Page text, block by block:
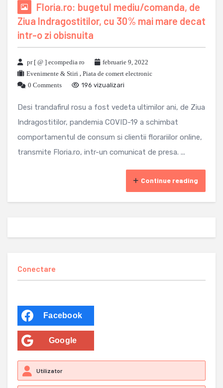
Floria.ro: bugetul mediu/comanda, de
Ziua Indragostitilor, cu 30% mai mare decat
intr-o zi obisnuita
pr [ @ ] ecompedia ro
februarie 9, 2022
Evenimente & Stiri , Piata de comert electronic
0 Comments
196 vizualizari
Desi trandafirul rosu a fost vedeta ultimilor ani, de Ziua
Indragostitilor, pandemia COVID-19 a schimbat
comportamentul de consum si clientii florariilor online,
transmite Floria.ro, intr-un comunicat de presa. ...
Continue reading
Conectare
Facebook
Google